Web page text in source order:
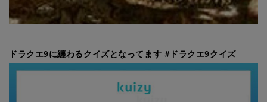
ドラクエ9に纏わるクイズとなってます #ドラクエ9クイズ